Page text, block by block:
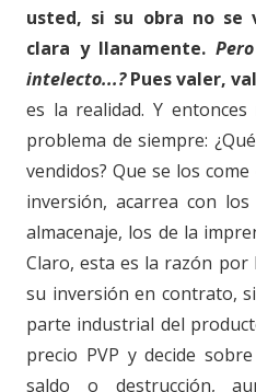
usted, si su obra no se
clara y llanamente.
intelecto...?Pues valer,
es la realidad. Y
problema de siempre:
vendidos? Que se los
inversión, acarrea con
almacenaje, los de la
Claro, esta es la razón
su inversión en contrato,
parte industrial del
precio PVP y decide
saldo o destrucción,